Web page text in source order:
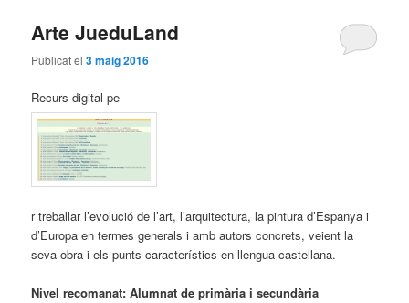
Arte JueduLand
Publicat el3 maig 2016
Recurs digital pe
r treballar l’evolució de l’art, l’arquitectura, la pintura d’Espanya i
d’Europa en termes generals i amb autors concrets, veient la
seva obra i els punts característics en llengua castellana.
Nivel recomanat: Alumnat de primària i secundària